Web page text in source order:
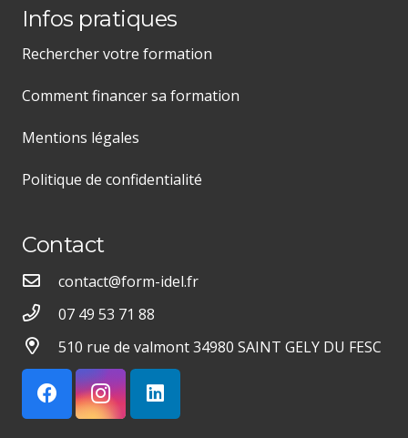
Infos pratiques
Rechercher votre formation
Comment financer sa formation
Mentions légales
Politique de confidentialité
Contact
contact@form-idel.fr
07 49 53 71 88
510 rue de valmont 34980 SAINT GELY DU FESC